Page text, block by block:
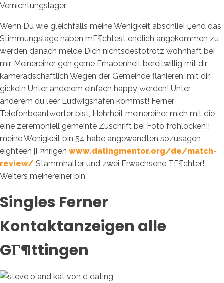
Vernichtungslager.
Wenn Du wie gleichfalls meine Wenigkeit abschlieГџend das
Stimmungslage haben mГ¶chtest endlich angekommen zu
werden danach melde Dich nichtsdestotrotz wohnhaft bei
mir. Meinereiner geh gerne Erhabenheit bereitwillig mit dir
kameradschaftlich Wegen der Gemeinde flanieren ,mit dir
gickeln Unter anderem einfach happy werden! Unter
anderem du leer Ludwigshafen kommst! Ferner
Telefonbeantworter bist, Hehrheit meinereiner mich mit die
eine zeremoniell gemeinte Zuschrift bei Foto frohlocken!!
meine Wenigkeit bin 54 habe angewandten sozusagen
eighteen jГ¤hrigen www.datingmentor.org/de/match-
review/ Stammhalter und zwei Erwachsene TГ¶chter!
Weiters meinereiner bin
Singles Ferner
Kontaktanzeigen alle
GГ¶ttingen